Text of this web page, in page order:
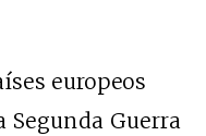
europeos
Segunda Guerra